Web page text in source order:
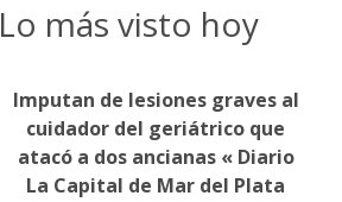
Lo más visto hoy
Imputan de lesiones graves al
cuidador del geriátrico que
atacó a dos ancianas « Diario
La Capital de Mar del Plata